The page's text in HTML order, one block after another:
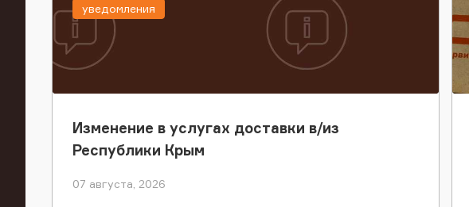
Изменение в услугах доставки в/из
Республики Крым
07 августа, 2026
уведомления